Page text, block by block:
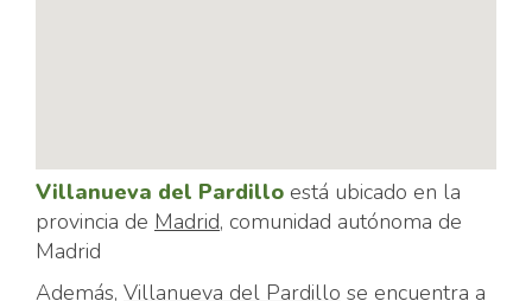
Villanueva del Pardillo está ubicado en la
provincia de Madrid, comunidad autónoma de
Madrid
Además, Villanueva del Pardillo se encuentra a